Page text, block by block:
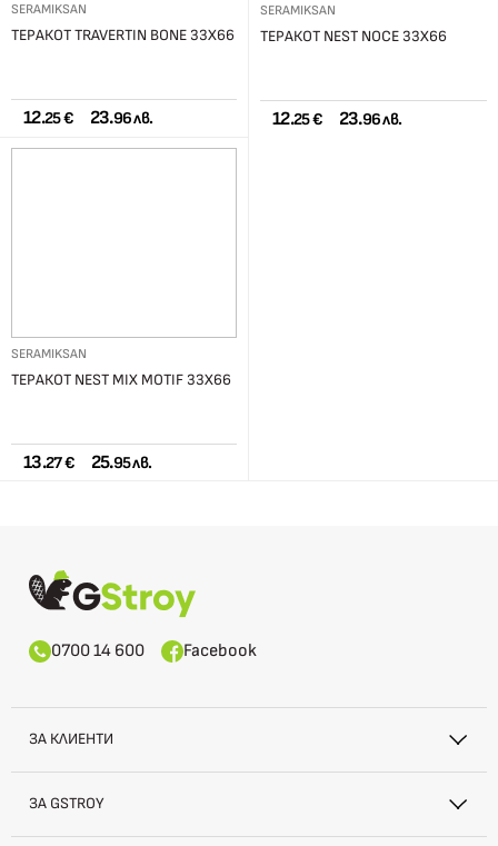
SERAMIKSAN
ТЕРАКОТ TRAVERTIN BONE 33X66
12.25 € 23.96 лв.
SERAMIKSAN
ТЕРАКОТ NEST NOCE 33X66
12.25 € 23.96 лв.
SERAMIKSAN
ТЕРАКОТ NEST MIX MOTIF 33X66
13.27 € 25.95 лв.
0700 14 600 Facebook
ЗА КЛИЕНТИ
ЗА GSTROY